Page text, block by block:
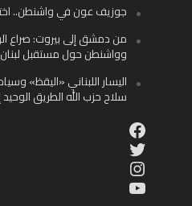
جوزيف عون في واشنطن..
من دمشق إلى بيروت: صراع
وواشنطن حول مستقبل لبنان
اليسار اللبناني «اليقظ»
سلاح حزب الله الطريق
Facebook
Twitter
Instagram
YouTube